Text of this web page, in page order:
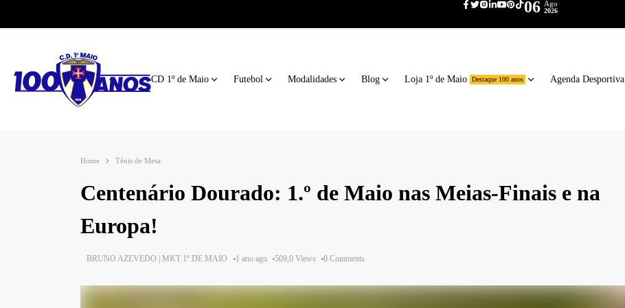
06 Ago
2026
CD 1º de Maio Futebol Modalidades Blog Loja 1º de Maio Destaque 100 anos Agenda Desportiva
Home Ténis de Mesa
Centenário Dourado: 1.º de Maio nas Meias-Finais e na
Europa!
BRUNO AZEVEDO | MKT 1º DE MAIO 1 ano ago 509,0 Views 0 Comments